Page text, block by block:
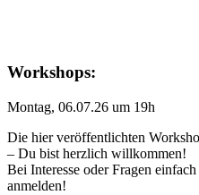
Workshops:
Montag, 06.07.26 um 19h
Die hier veröffentlichten
– Du bist herzlich willkommen!
Bei Interesse oder Fragen
anmelden!